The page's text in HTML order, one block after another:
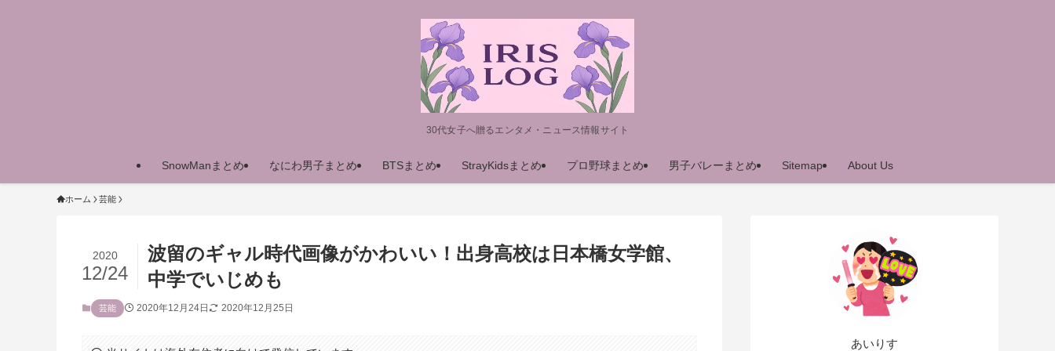
30代女子へ贈るエンタメ・ニュース情報サイト
SnowManまとめ なにわ男子まとめ BTSまとめ StrayKidsまとめ プロ野球まとめ 男子バレーまとめ Sitemap About Us
ホーム 芸能
波留のギャル時代画像がかわいい！出身高校は日本橋女学館、
中学でいじめも
2020
12/24
芸能 2020年12月24日 2020年12月25日
あいりす